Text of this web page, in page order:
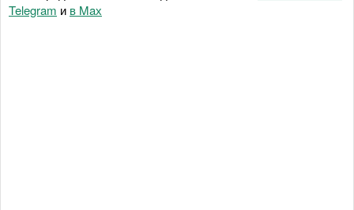
Telegram и в Maх